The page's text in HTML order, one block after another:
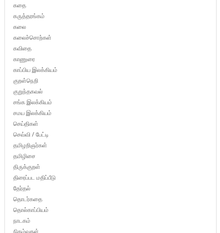
கதை
கருத்தரங்கம்
கலை
கலைச்சொற்கள்
கவிதை
காணுரை
காப்பிய இலக்கியம்
குறள்நெறி
குறுந்தகவல்
சங்க இலக்கியம்
சமய இலக்கியம்
செய்திகள்
செவ்வி / பேட்டி
தமிழறிஞர்கள்
தமிழிசை
திருக்குறள்
திரைப்பட மதிப்பீடு
தேர்தல்
தொடர்கதை
தொல்காப்பியம்
நாடகம்
நிகழ்வுகள்